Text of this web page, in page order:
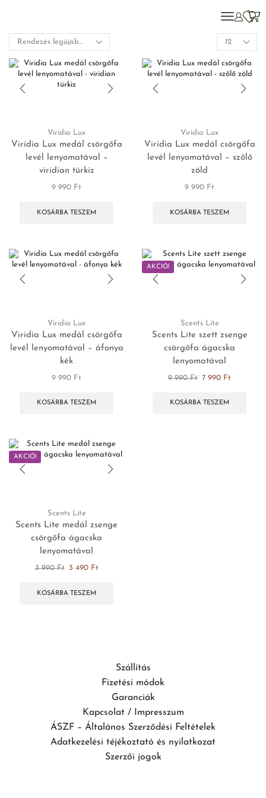
Viridia Lux
Viridia Lux medál csörgőfa
levél lenyomatával –
viridian türkiz
9 990 Ft
KOSÁRBA TESZEM
Viridia Lux
Viridia Lux medál csörgőfa
levél lenyomatával – szőlő
zöld
9 990 Ft
KOSÁRBA TESZEM
Viridia Lux
Viridia Lux medál csörgőfa
levél lenyomatával – áfonya
kék
9 990 Ft
KOSÁRBA TESZEM
AKCIÓ!
Scents Lite
Scents Lite szett zsenge
csörgőfa ágacska
lenyomatával
9 990Ft 7 990 Ft
KOSÁRBA TESZEM
AKCIÓ!
Scents Lite
Scents Lite medál zsenge
csörgőfa ágacska
lenyomatával
3 990Ft 3 490 Ft
KOSÁRBA TESZEM
Szállítás
Fizetési módok
Garanciák
Kapcsolat / Impresszum
ÁSZF – Általános Szerződési Feltételek
Adatkezelési téjékoztató és nyilatkozat
Szerzői jogok